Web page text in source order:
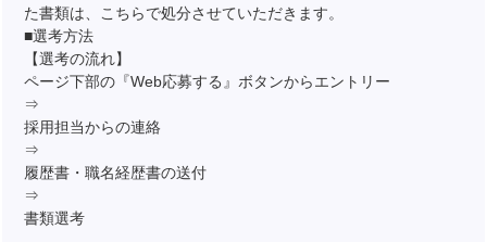
た書類は、こちらで処分させていただきます。
■選考方法
【選考の流れ】
ページ下部の『Web応募する』ボタンからエントリー
⇒
採用担当からの連絡
⇒
履歴書・職名経歴書の送付
⇒
書類選考